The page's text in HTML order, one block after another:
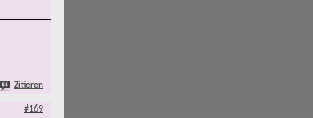
Zitieren
#169